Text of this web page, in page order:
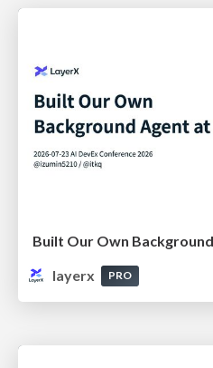
Built Our Own
layerx
PRO